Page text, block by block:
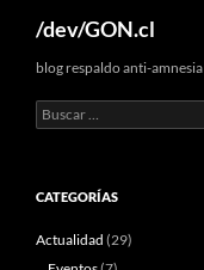
/dev/GON.cl
blog respaldo anti-amnesia
Buscar:
CATEGORÍAS
Actualidad (29)